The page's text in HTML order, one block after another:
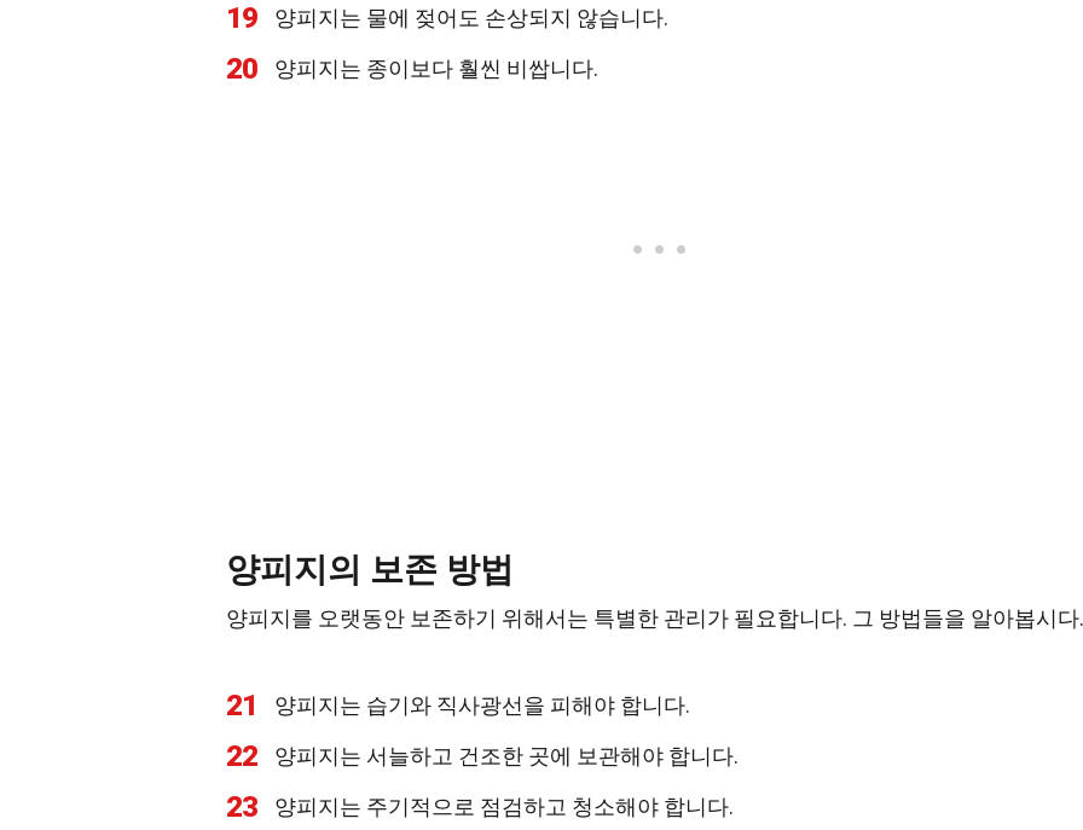
19 양피지는 물에 젖어도 손상되지 않습니다.
20 양피지는 종이보다 훨씬 비쌉니다.
양피지의 보존 방법
양피지를 오랫동안 보존하기 위해서는 특별한 관리가 필요합니다. 그 방법들을 알아봅시다.
21 양피지는 습기와 직사광선을 피해야 합니다.
22 양피지는 서늘하고 건조한 곳에 보관해야 합니다.
23 양피지는 주기적으로 점검하고 청소해야 합니다.